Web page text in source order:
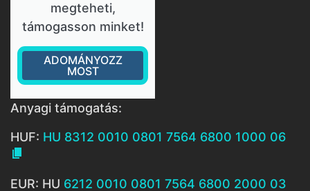
megteheti,
támogasson minket!
ADOMÁNYOZZ
MOST
Anyagi támogatás:
HUF: HU 8312 0010 0801 7564 6800 1000 06

EUR: HU 6212 0010 0801 7564 6800 2000 03